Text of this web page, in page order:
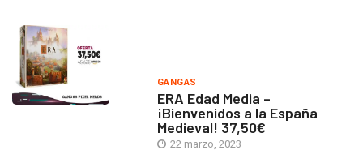
GANGAS
ERA Edad Media –
¡Bienvenidos a la España
Medieval! 37,50€
22 marzo, 2023